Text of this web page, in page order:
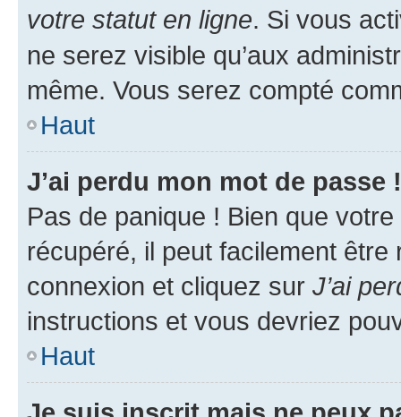
votre statut en ligne. Si vous
ne serez visible qu’aux
même. Vous serez compté
Haut
J’ai perdu mon mot de passe !
Pas de panique ! Bien que
récupéré, il peut facilement
connexion et cliquez sur J’ai
instructions et vous devriez
Haut